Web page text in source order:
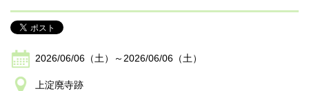
2026/06/06（土）～2026/06/06（土）
上淀廃寺跡